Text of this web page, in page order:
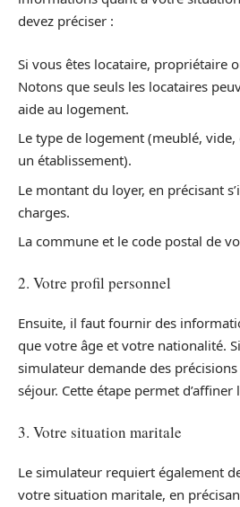
devez préciser :
Si vous êtes locataire, propriétaire
Notons que seuls les locataires
aide au logement.
Le type de logement (meublé,
un établissement).
Le montant du loyer, en précisant
charges.
La commune et le code postal de
2. Votre profil personnel
Ensuite, il faut fournir des
que votre âge et votre nationalité.
simulateur demande des
séjour. Cette étape permet d’affiner
3. Votre situation maritale
Le simulateur requiert également
votre situation maritale, en